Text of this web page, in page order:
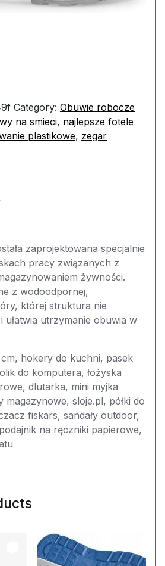
Category: Obuwie robocze
na smieci, najlepsze fotele
plastikowe, zegar
zaprojektowana specjalnie
pracy związanych z
żywności.
z wodoodpornej,
której struktura nie
ułatwia utrzymanie obuwia w
cm, hokery do kuchni, pasek
do komputera, łożyska
dlutarka, mini myjka
magazynowe, sloje.pl, półki do
fiskars, sandały outdoor,
na ręczniki papierowe,